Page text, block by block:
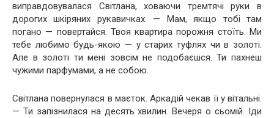
виправдовувалася Світлана, ховаючи тремтячі руки в
дорогих шкіряних рукавичках. — Мам, якщо тобі там
погано — повертайся. Твоя квартира порожня стоїть. Ми
тебе любимо будь-якою — у старих туфлях чи в золоті.
Але в золоті ти мені зовсім не подобаєшся. Ти пахнеш
чужими парфумами, а не собою.
Світлана повернулася в маєток. Аркадій чекав її у вітальні.
— Ти запізнилася на десять хвилин. Вечеря о сьомій. Іди